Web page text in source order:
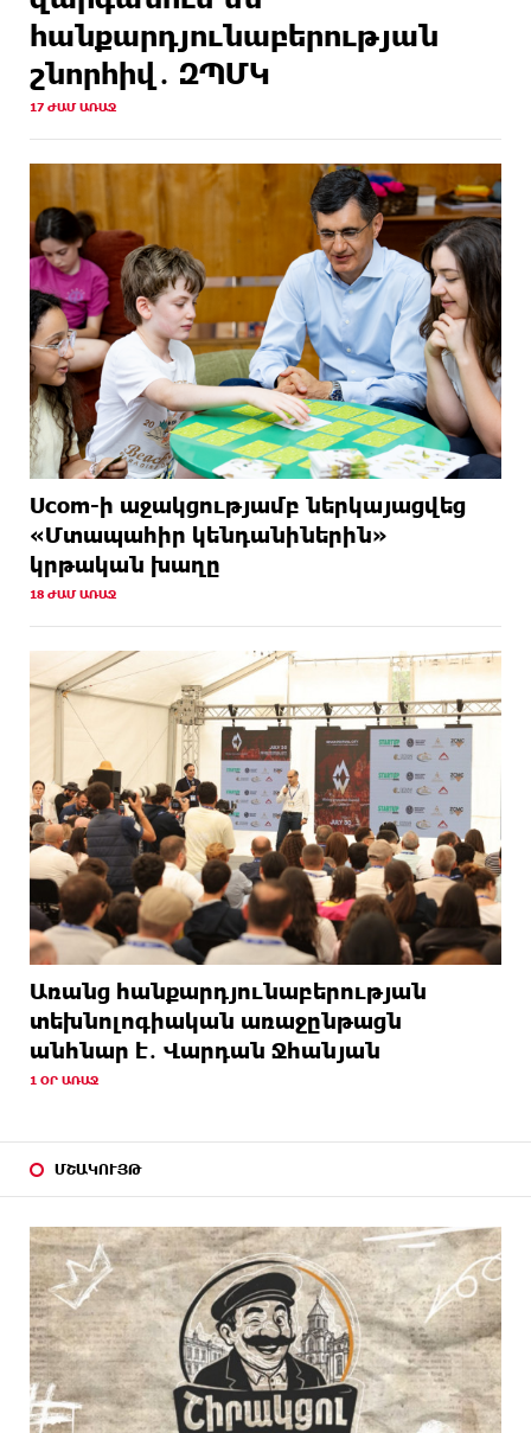
հանքարդյունաբերության
շնորհիվ․ ԶՊՄԿ
17 ԺԱՄ ԱՌԱՋ
Ucom-ի աջակցությամբ ներկայացվեց
«Մտապահիր կենդանիներին»
կրթական խաղը
18 ԺԱՄ ԱՌԱՋ
Առանց հանքարդյունաբերության
տեխնոլոգիական առաջընթացն
անհնար է․ Վարդան Ջհանյան
1 ՕՐ ԱՌԱՋ
ՄՇԱԿՈՒՅԹ